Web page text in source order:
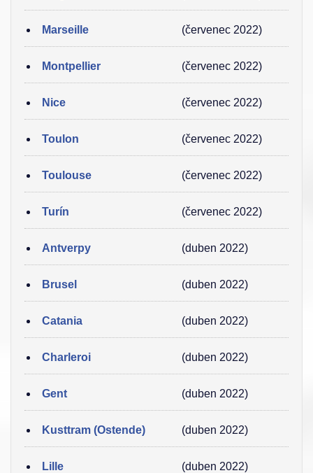
Marseille (červenec 2022)
Montpellier (červenec 2022)
Nice (červenec 2022)
Toulon (červenec 2022)
Toulouse (červenec 2022)
Turín (červenec 2022)
Antverpy (duben 2022)
Brusel (duben 2022)
Catania (duben 2022)
Charleroi (duben 2022)
Gent (duben 2022)
Kusttram (Ostende) (duben 2022)
Lille (duben 2022)